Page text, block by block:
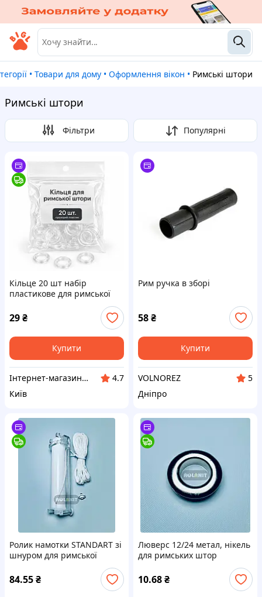
• Товари для дому • Оформлення вікон • Римські штори
Римські штори
Фільтри Популярні
Кільце 20 шт набір
пластикове для римської
підйомного механізму
29₴
Купити
Інтернет-магазин "Kid Toys"
4.7
Київ
Рим ручка в зборі
58₴
Купити
VOLNOREZ
5
Дніпро
Ролик намотки STANDART зі
шнуром для римської
84.55₴
Люверс 12/24 метал, нікель
для римських штор
10.68₴